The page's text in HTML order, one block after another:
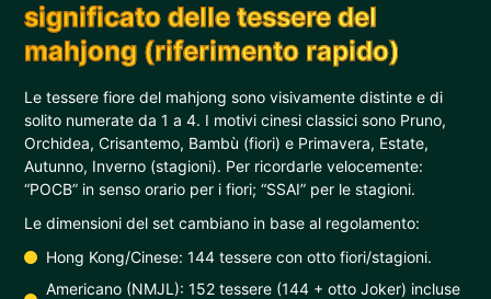
significato delle tessere del
mahjong (riferimento rapido)
Le tessere fiore del mahjong sono visivamente distinte e di
solito numerate da 1 a 4. I motivi cinesi classici sono Pruno,
Orchidea, Crisantemo, Bambù (fiori) e Primavera, Estate,
Autunno, Inverno (stagioni). Per ricordarle velocemente:
“POCB” in senso orario per i fiori; “SSAI” per le stagioni.
Le dimensioni del set cambiano in base al regolamento:
Hong Kong/Cinese: 144 tessere con otto fiori/stagioni.
Americano (NMJL): 152 tessere (144 + otto Joker) incluse